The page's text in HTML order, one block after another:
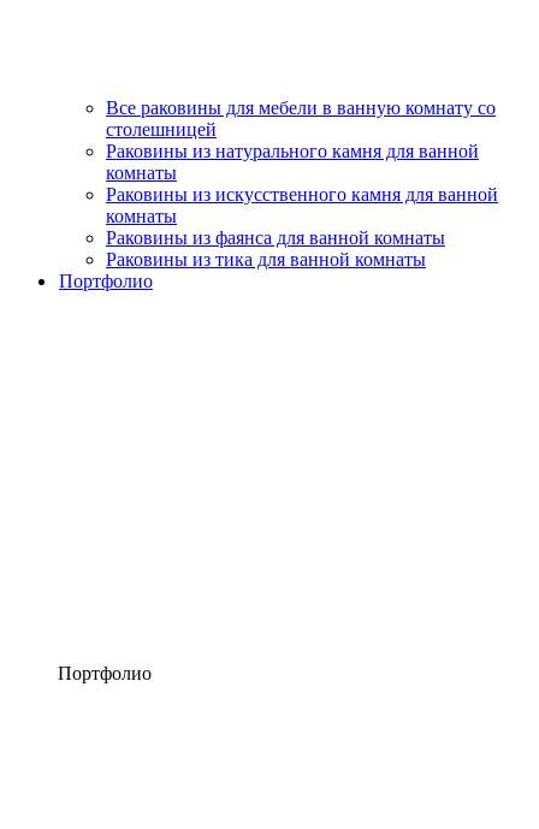
Все раковины для мебели в ванную комнату со
столешницей
Раковины из натурального камня для ванной
комнаты
Раковины из искусственного камня для ванной
комнаты
Раковины из фаянса для ванной комнаты
Раковины из тика для ванной комнаты
Портфолио
Портфолио